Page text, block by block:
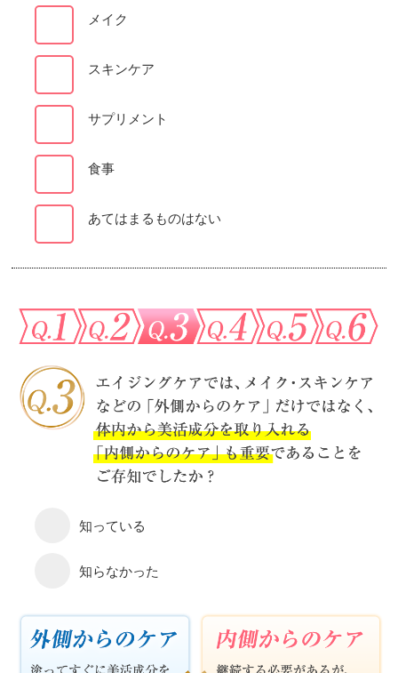
メイク
スキンケア
サプリメント
食事
あてはまるものはない
知っている
知らなかった